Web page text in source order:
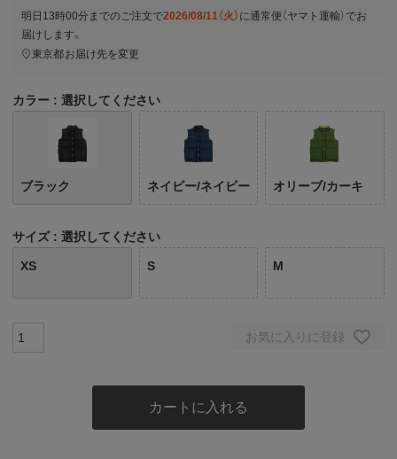
明日 13時00分 までのご注文で2026/08/11（火） に通常便（ヤマト運輸） でお
届けします。
東京都お届け先を変更
カラー 選択してください
ブラック ネイビー/ネイビー オリーブ/カーキ
サイズ 選択してください
XS S M
お気に入りに登録
カートに入れる